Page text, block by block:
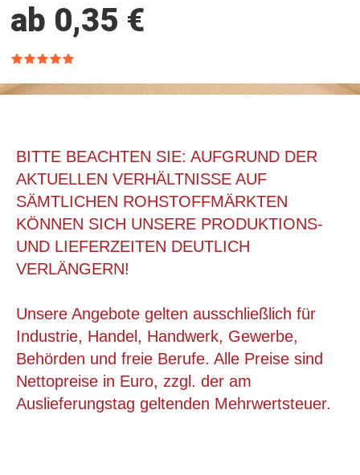
ab 0,35 €
SMART 3
ab 0,35 €
BITTE BEACHTEN SIE: AUFGRUND DER
AKTUELLEN VERHÄLTNISSE AUF
SÄMTLICHEN ROHSTOFFMÄRKTEN
KÖNNEN SICH UNSERE PRODUKTIONS-
UND LIEFERZEITEN DEUTLICH
VERLÄNGERN!
Unsere Angebote gelten ausschließlich für
Industrie, Handel, Handwerk, Gewerbe,
Behörden und freie Berufe. Alle Preise sind
Nettopreise in Euro, zzgl. der am
Auslieferungstag geltenden Mehrwertsteuer.